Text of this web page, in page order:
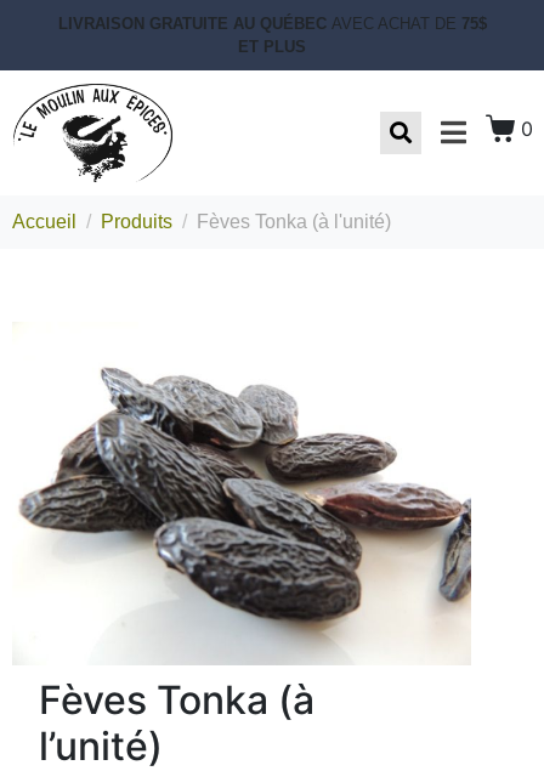
LIVRAISON GRATUITE AU QUÉBEC AVEC ACHAT DE 75$
ET PLUS
0
Accueil Produits Fèves Tonka (à l'unité)
Fèves Tonka (à
l’unité)